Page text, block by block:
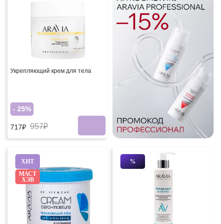
Укрепляющий крем для тела
- 25%
717₽ 957₽
ХИТ
МАСТ
ХЭВ
%